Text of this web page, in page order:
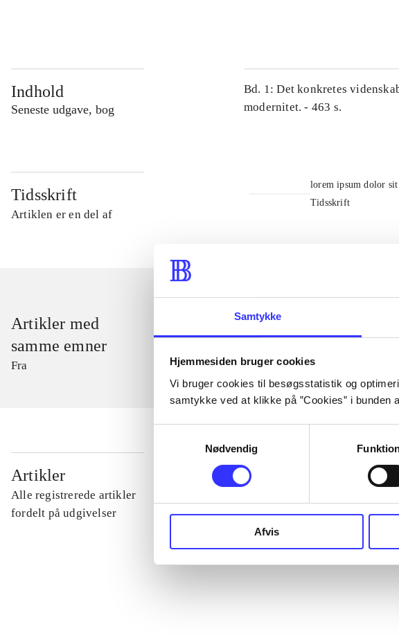
Samtykke
Hjemmesiden bruger cookies
Vi bruger cookies til besøgsstatistik og
samtykke ved at klikke på ”Cookies” i
Nødvendig
Afvis
Indhold
Seneste udgave, bog
Bd. 1: Det konkretes
modernitet. - 463 s.
Tidsskrift
Artiklen er en del af
lorem ipsum dolor
Tidsskrift
Artikler med
samme emner
Fra
Artikler
Alle registrerede artikler
fordelt på udgivelser
...